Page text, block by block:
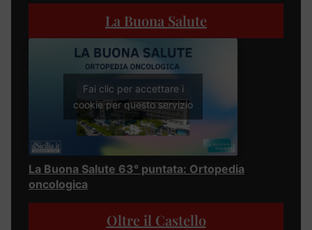
La Buona Salute
Fai clic per accettare i
cookie per questo servizio
La Buona Salute 63° puntata: Ortopedia
oncologica
Oltre il Castello